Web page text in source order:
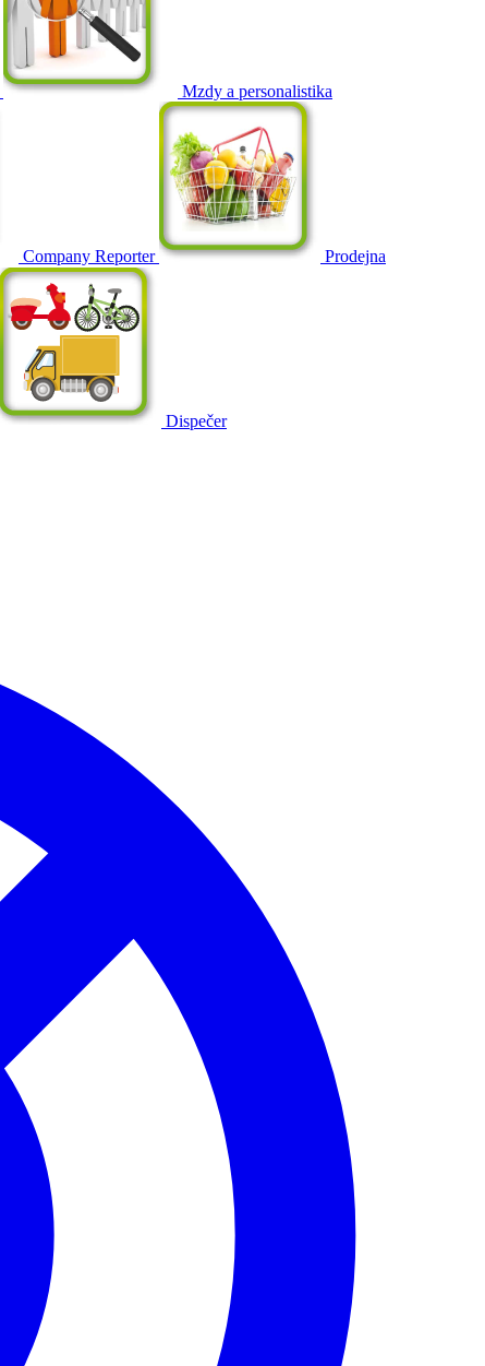
Mzdy a personalistika
Company Reporter Prodejna
Dispečer